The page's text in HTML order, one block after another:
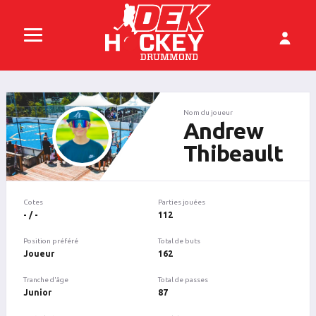
Nom du joueur
Andrew
Thibeault
Cotes
- / -
Position préféré
Joueur
Tranche d'âge
Junior
Parties jouées
112
Total de buts
162
Total de passes
87